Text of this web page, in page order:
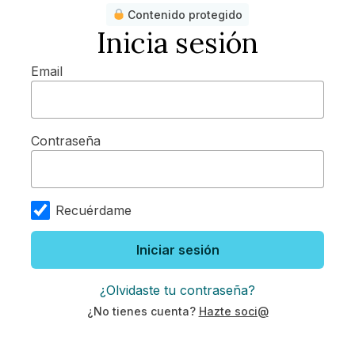
Contenido protegido
Inicia sesión
Email
Contraseña
Recuérdame
Iniciar sesión
¿Olvidaste tu contraseña?
¿No tienes cuenta? Hazte soci@